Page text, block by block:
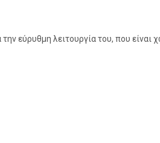
εύρυθμη λειτουργία του, που